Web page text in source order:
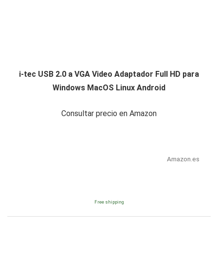
i-tec USB 2.0 a VGA Video Adaptador Full HD para
Windows MacOS Linux Android
Consultar precio en Amazon
Amazon.es
Free shipping